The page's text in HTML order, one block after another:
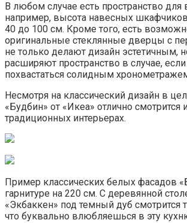
В любом случае есть пространство для
например, высота навесных шкафчиков
40 до 100 см. Кроме того, есть
оригинальные стеклянные дверцы с
не только делают дизайн эстетичным,
расширяют пространство в случае,
похвастаться солидным
Несмотря на классический дизайн в
«Будбин» от «Икеа» отлично смотрится
традиционных интерьерах.
Пример классических белых фасадов
гарнитуре на 220 см. С деревянной
«Экбаккен» под темный дуб смотрится
что буквально влюбляешься в эту